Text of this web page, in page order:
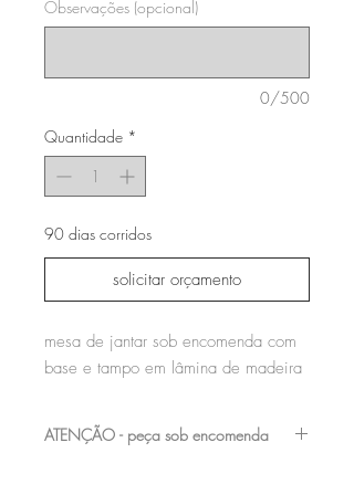
Observações (opcional)
0/500
Quantidade *
90 dias corridos
solicitar orçamento
mesa de jantar sob encomenda com
base e tampo em lâmina de madeira
ATENÇÃO - peça sob encomenda